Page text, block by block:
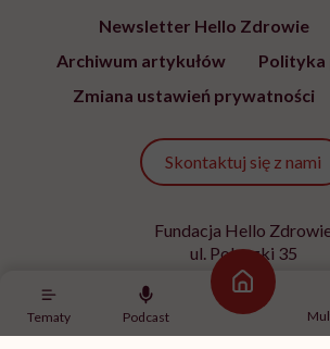
Tematy Podcast
Strona główna
Newsletter Hello Zdrowie
Archiwum artykułów
Polityka
Zmiana ustawień prywatności
Skontaktuj się z nami
Fundacja Hello
ul. Poleczki 35
02-822 Warszawa
NIP 9512613236
Kontakt z redakcją